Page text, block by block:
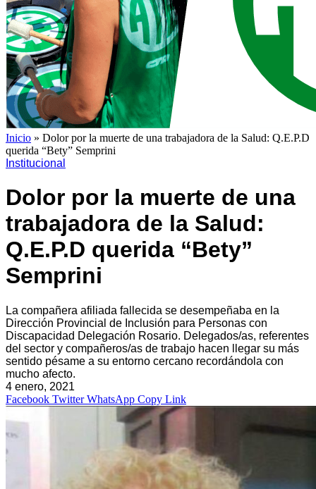
Inicio » Dolor por la muerte de una trabajadora de la Salud: Q.E.P.D
querida “Bety” Semprini
Institucional
Dolor por la muerte de una
trabajadora de la Salud:
Q.E.P.D querida “Bety”
Semprini
La compañera afiliada fallecida se desempeñaba en la
Dirección Provincial de Inclusión para Personas con
Discapacidad Delegación Rosario. Delegados/as, referentes
del sector y compañeros/as de trabajo hacen llegar su más
sentido pésame a su entorno cercano recordándola con
mucho afecto.
4 enero, 2021
Facebook Twitter WhatsApp Copy Link